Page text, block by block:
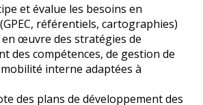
et évalue les besoins en
référentiels, cartographies)
œuvre des stratégies de
des compétences, de gestion de
interne adaptées à
des plans de développement des